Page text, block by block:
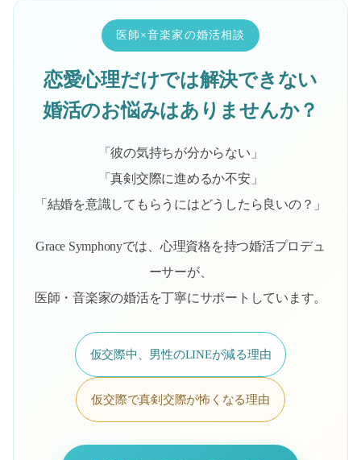
医師×音楽家の婚活相談
恋愛心理だけでは解決できない
婚活のお悩みはありませんか？
「彼の気持ちが分からない」
「真剣交際に進めるか不安」
「結婚を意識してもらうにはどうしたら良いの？」
Grace Symphonyでは、心理資格を持つ婚活プロデュ
ーサーが、
医師・音楽家の婚活を丁寧にサポートしています。
仮交際中、男性のLINEが減る理由
仮交際で真剣交際が怖くなる理由